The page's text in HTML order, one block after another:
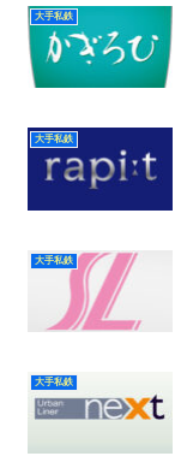
大手私鉄
大手私鉄
大手私鉄
大手私鉄